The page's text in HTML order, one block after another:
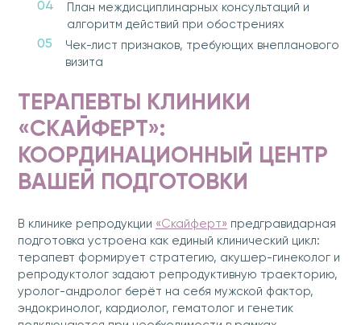
План междисциплинарных консультаций и
алгоритм действий при обострениях
Чек-лист признаков, требующих внепланового
визита
ТЕРАПЕВТЫ КЛИНИКИ
«СКАЙФЕРТ»:
КООРДИНАЦИОННЫЙ ЦЕНТР
ВАШЕЙ ПОДГОТОВКИ
В клинике репродукции «Скайферт» предгравидарная
подготовка устроена как единый клинический цикл:
терапевт формирует стратегию, акушер-гинеколог и
репродуктолог задают репродуктивную траекторию,
уролог-андролог берёт на себя мужской фактор,
эндокринолог, кардиолог, гематолог и генетик